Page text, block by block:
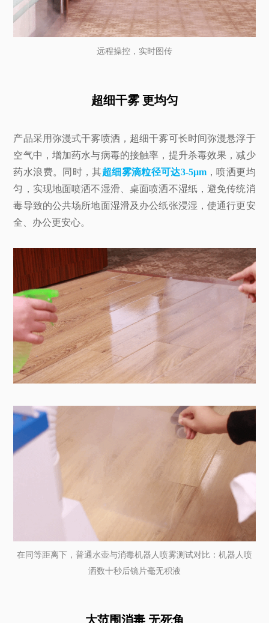
远程操控，实时图传
超细干雾 更均匀
产品采用弥漫式干雾喷洒，超细干雾可长时间弥漫悬浮于
空气中，增加药水与病毒的接触率，提升杀毒效果，减少
药水浪费。同时，其超细雾滴粒径可达3-5μm，喷洒更均
匀，实现地面喷洒不湿滑、桌面喷洒不湿纸，避免传统消
毒导致的公共场所地面湿滑及办公纸张浸湿，使通行更安
全、办公更安心。
在同等距离下，普通水壶与消毒机器人喷雾测试对比：机器人喷
洒数十秒后镜片毫无积液
大范围消毒 无死角